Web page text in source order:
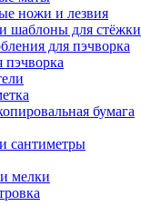
ножи и лезвия
шаблоны для стёжки
для пэчворка
пэчворка
бумага
сантиметры
мелки